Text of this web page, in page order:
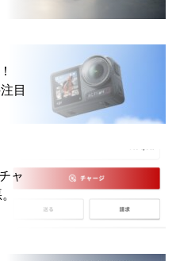
目
ャ